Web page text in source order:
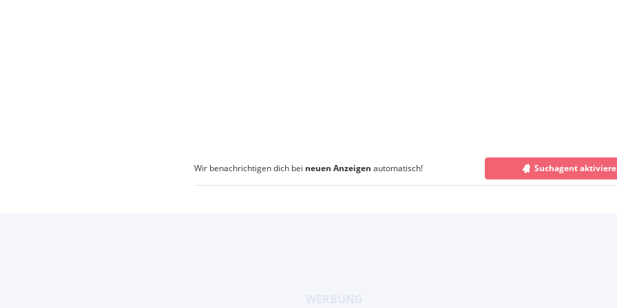
Wir benachrichtigen dich bei neuen Anzeigen automatisch! Suchagent